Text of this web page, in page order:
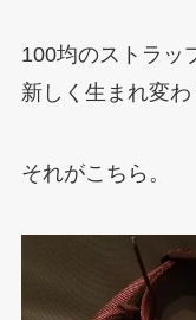
100均のストラッ
新しく生まれ変わ
それがこちら。